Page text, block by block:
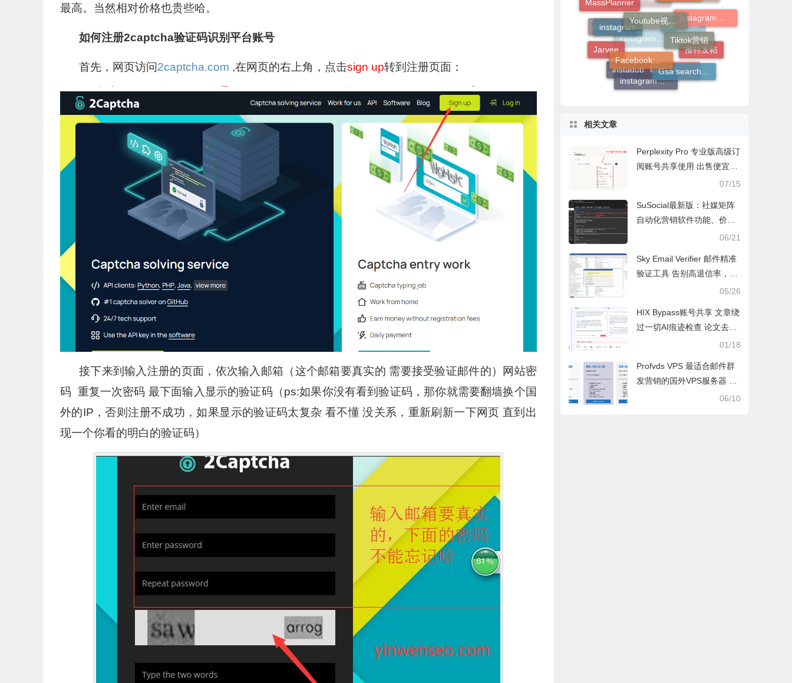
最高。当然相对价格也贵些哈。
如何注册2captcha验证码识别平台账号
首先，网页访问2captcha.com ,在网页的右上角，点击sign up转到注册页面：
接下来到输入注册的页面，依次输入邮箱（这个邮箱要真实的 需要接受验证邮件的）网站密
码 重复一次密码 最下面输入显示的验证码（ps:如果你没有看到验证码，那你就需要翻墙换个国
外的IP，否则注册不成功，如果显示的验证码太复杂 看不懂 没关系，重新刷新一下网页 直到出
现一个你看的明白的验证码）
英文伪原创软件
instagram营销软件
推特群发
instagram增粉
twitterdub
MassPlanner
推特发帖
instagram营销
instadub
Jarvee
instagram
Tiktok营销
Gsa search engine ranker
instagram自动点赞
Facebook营销
相关文章
Perplexity Pro 专业版高级订
阅账号共享使用 出售便宜Pe
07/15
SuSocial最新版：社媒矩阵
自动化营销软件功能、价格
06/21
Sky Email Verifier 邮件精准
验证工具 告别高退信率，精
05/26
HIX Bypass账号共享 文章绕
过一切AI痕迹检查 论文去重
复去AI标签 保证无抄袭01/18
Profvds VPS 最适合邮件群
发营销的国外VPS服务器 图
06/10